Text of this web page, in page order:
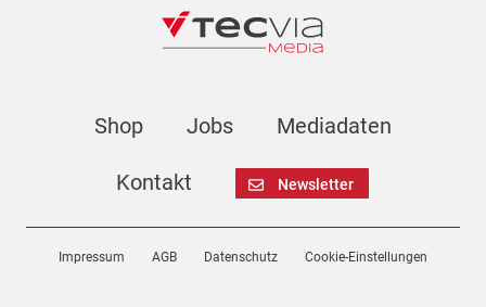
Shop Jobs Mediadaten
Kontakt Newsletter
Impressum AGB Datenschutz Cookie-Einstellungen